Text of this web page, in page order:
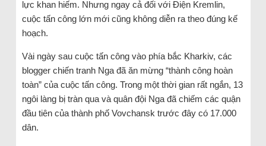
lực khan hiếm. Nhưng ngay cả đối với Điện Kremlin,
cuộc tấn công lớn mới cũng không diễn ra theo đúng kế
hoạch.
Vài ngày sau cuộc tấn công vào phía bắc Kharkiv, các
blogger chiến tranh Nga đã ăn mừng “thành công hoàn
toàn” của cuộc tấn công. Trong một thời gian rất ngắn, 13
ngôi làng bị tràn qua và quân đội Nga đã chiếm các quận
đầu tiên của thành phố Vovchansk trước đây có 17.000
dân.